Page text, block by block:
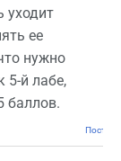
уходит
ее
нужно
5-й лабе,
баллов.